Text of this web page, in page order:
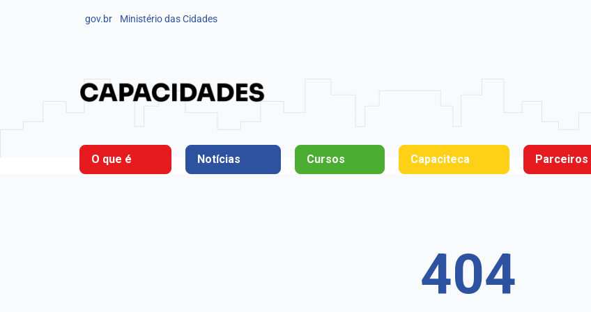
gov.br Ministério das Cidades
O que é Notícias Cursos Capaciteca Parceiros
404